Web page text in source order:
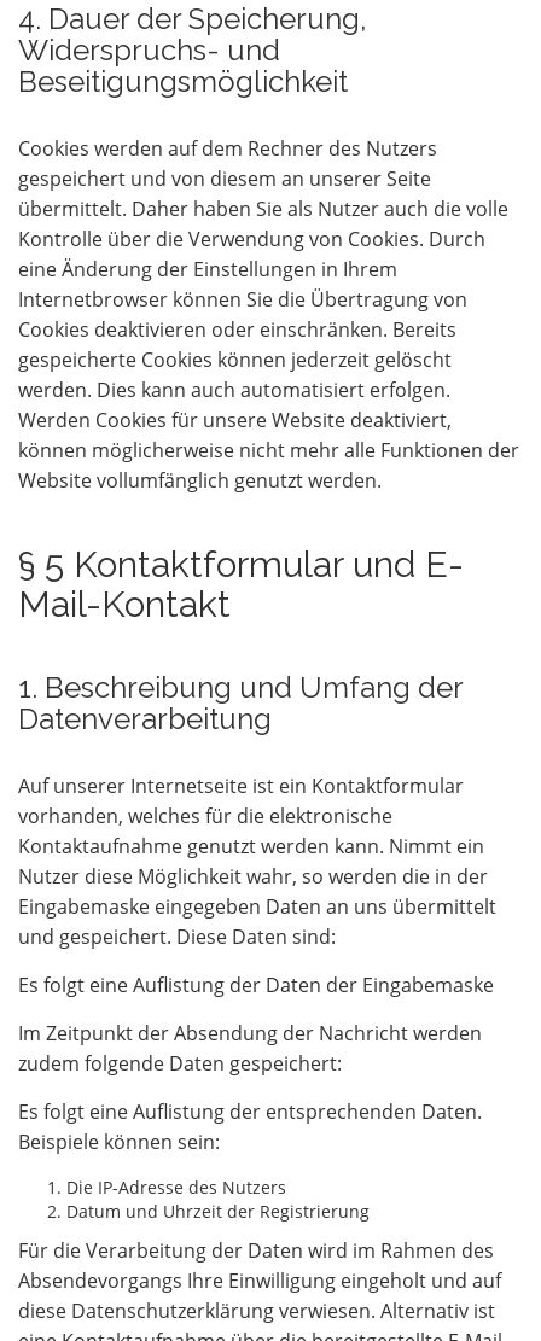
4. Dauer der Speicherung,
Widerspruchs- und
Beseitigungsmöglichkeit
Cookies werden auf dem Rechner des Nutzers
gespeichert und von diesem an unserer Seite
übermittelt. Daher haben Sie als Nutzer auch die volle
Kontrolle über die Verwendung von Cookies. Durch
eine Änderung der Einstellungen in Ihrem
Internetbrowser können Sie die Übertragung von
Cookies deaktivieren oder einschränken. Bereits
gespeicherte Cookies können jederzeit gelöscht
werden. Dies kann auch automatisiert erfolgen.
Werden Cookies für unsere Website deaktiviert,
können möglicherweise nicht mehr alle Funktionen der
Website vollumfänglich genutzt werden.
§ 5 Kontaktformular und E-
Mail-Kontakt
1. Beschreibung und Umfang der
Datenverarbeitung
Auf unserer Internetseite ist ein Kontaktformular
vorhanden, welches für die elektronische
Kontaktaufnahme genutzt werden kann. Nimmt ein
Nutzer diese Möglichkeit wahr, so werden die in der
Eingabemaske eingegeben Daten an uns übermittelt
und gespeichert. Diese Daten sind:
Es folgt eine Auflistung der Daten der Eingabemaske
Im Zeitpunkt der Absendung der Nachricht werden
zudem folgende Daten gespeichert:
Es folgt eine Auflistung der entsprechenden Daten.
Beispiele können sein:
Die IP-Adresse des Nutzers
Datum und Uhrzeit der Registrierung
Für die Verarbeitung der Daten wird im Rahmen des
Absendevorgangs Ihre Einwilligung eingeholt und auf
diese Datenschutzerklärung verwiesen. Alternativ ist